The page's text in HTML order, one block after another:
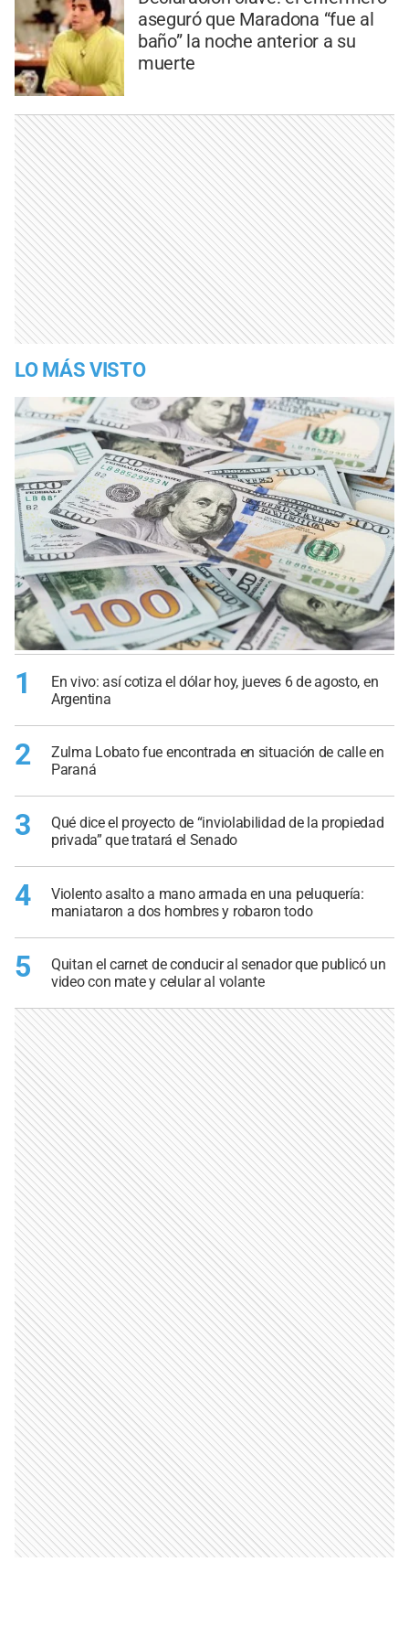
aseguró que Maradona “fue al
baño” la noche anterior a su
muerte
LO MÁS VISTO
1
En vivo: así cotiza el dólar hoy, jueves 6 de agosto, en
Argentina
2
Zulma Lobato fue encontrada en situación de calle en
Paraná
3
Qué dice el proyecto de “inviolabilidad de la propiedad
privada” que tratará el Senado
4
Violento asalto a mano armada en una peluquería:
maniataron a dos hombres y robaron todo
5
Quitan el carnet de conducir al senador que publicó un
video con mate y celular al volante